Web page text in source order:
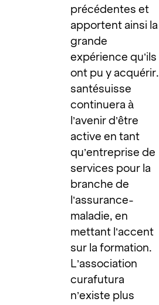
précédentes et
apportent ainsi la
grande
expérience qu’ils
ont pu y acquérir.
santésuisse
continuera à
l’avenir d’être
active en tant
qu’entreprise de
services pour la
branche de
l’assurance-
maladie, en
mettant l’accent
sur la formation.
L’association
curafutura
n’existe plus